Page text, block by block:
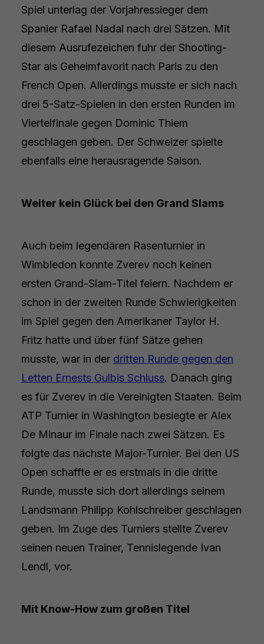
Spiel unterlag der Vorjahressieger dem
Spanier Rafael Nadal nach drei Sätzen. Mit
diesem Ausrufezeichen fuhr der Shooting-
Star als Geheimfavorit nach Paris zu den
French Open. Allerdings musste er sich nach
drei 5-Satz-Spielen in den ersten Runden im
Viertelfinale gegen Dominic Thiem
geschlagen geben. Der Schweizer spielte
ebenfalls eine herausragende Saison.
Weiter kein Glück bei den Grand Slams
Auch beim legendären Rasenturnier in
Wimbledon konnte Zverev noch keinen
ersten Grand-Slam-Titel feiern. Nachdem er
schon in der zweiten Runde Schwierigkeiten
im Spiel gegen den Amerikaner Taylor H.
Fritz hatte und über fünf Sätze gehen
musste, war in der dritten Runde gegen den
Letten Ernests Gulbis Schluss. Danach ging
es für Zverev in die Vereinigten Staaten. Beim
ATP Turnier in Washington besiegte er Alex
De Minaur im Finale nach zwei Sätzen. Es
folgte das nächste Major-Turnier. Bei den US
Open schaffte er es erstmals in die dritte
Runde, musste sich dort allerdings seinem
Landsmann Philipp Kohlschreiber geschlagen
geben. Im Zuge des Turniers stellte Zverev
seinen neuen Trainer, Tennislegende Ivan
Lendl, vor.
Mit Know-How zum großen Titel